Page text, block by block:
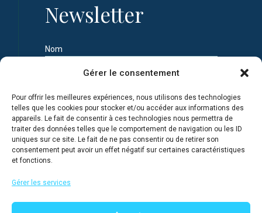
Gérer le consentement
Pour offrir les meilleures expériences, nous utilisons des technologies
telles que les cookies pour stocker et/ou accéder aux informations des
appareils. Le fait de consentir à ces technologies nous permettra de
traiter des données telles que le comportement de navigation ou les ID
uniques sur ce site. Le fait de ne pas consentir ou de retirer son
consentement peut avoir un effet négatif sur certaines caractéristiques
et fonctions.
Gérer les services
Newsletter
Nom
Adresse e-mail
confidentialité du site